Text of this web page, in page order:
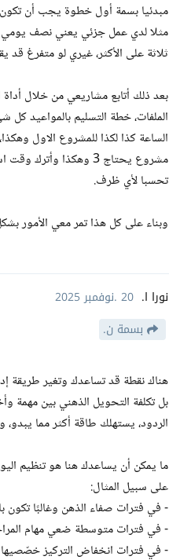
مبدئيا بسمة أول خطوة يجب أن تكون
مثلا لدي عمل جزئي يعني نصف يومي
ثلاثة على الأكثر، غيري لو متفرغ قد
بعد ذلك أتابع مشاريعي من خلال
الملفات، خطة التسليم بالمواعيد كل
الساعة كذا لكذا للمشروع الاول
تحسبا لأي ظرف.
وبناء على كل هذا تمر معي الأمور
نورا ا. 20 .نوفمبر 2025
بسمة ن.
هناك نقطة قد تساعدك وتغير طريقة
بل تكلفة التحويل الذهني بين مهمة
الردود، يستهلك طاقة أكثر مما
ما يمكن أن يساعدك هنا هو تنظيم
على سبيل المثال:
- في فترات صفاء الذهن وغالبًا تكون
- في فترات متوسطة ضعي مهام
- في فترات انخفاض التركيز خصّصيها